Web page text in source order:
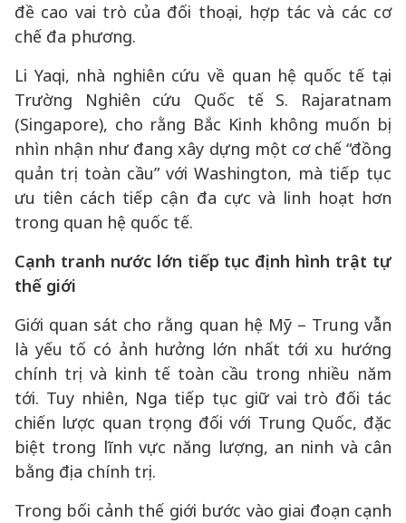
đề cao vai trò của đối thoại, hợp tác và các cơ
chế đa phương.
Li Yaqi, nhà nghiên cứu về quan hệ quốc tế tại
Trường Nghiên cứu Quốc tế S. Rajaratnam
(Singapore), cho rằng Bắc Kinh không muốn bị
nhìn nhận như đang xây dựng một cơ chế “đồng
quản trị toàn cầu” với Washington, mà tiếp tục
ưu tiên cách tiếp cận đa cực và linh hoạt hơn
trong quan hệ quốc tế.
Cạnh tranh nước lớn tiếp tục định hình trật tự
thế giới
Giới quan sát cho rằng quan hệ Mỹ – Trung vẫn
là yếu tố có ảnh hưởng lớn nhất tới xu hướng
chính trị và kinh tế toàn cầu trong nhiều năm
tới. Tuy nhiên, Nga tiếp tục giữ vai trò đối tác
chiến lược quan trọng đối với Trung Quốc, đặc
biệt trong lĩnh vực năng lượng, an ninh và cân
bằng địa chính trị.
Trong bối cảnh thế giới bước vào giai đoạn cạnh